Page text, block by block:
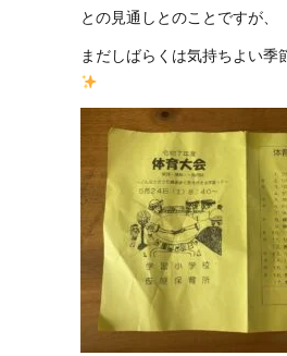
との見通しとのことですが、
まだしばらくは気持ちよい季